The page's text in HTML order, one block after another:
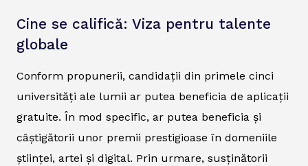
Cine se califică: Viza pentru talente
globale
Conform propunerii, candidații din primele cinci
universități ale lumii ar putea beneficia de aplicații
gratuite. În mod specific, ar putea beneficia și
câștigătorii unor premii prestigioase în domeniile
științei, artei și digital. Prin urmare, susținătorii